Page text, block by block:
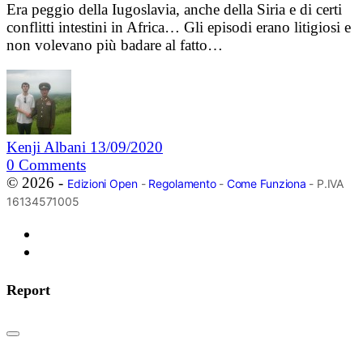
Era peggio della Iugoslavia, anche della Siria e di certi
conflitti intestini in Africa… Gli episodi erano litigiosi e
non volevano più badare al fatto…
Kenji Albani 13/09/2020
0 Comments
© 2026 - Edizioni Open- Regolamento- Come Funziona - P.IVA
16134571005
Report